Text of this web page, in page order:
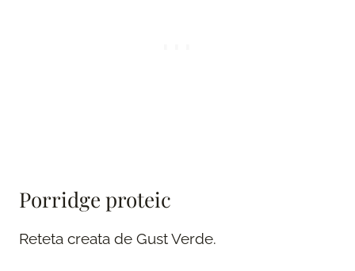
Porridge proteic
Reteta creata de Gust Verde.